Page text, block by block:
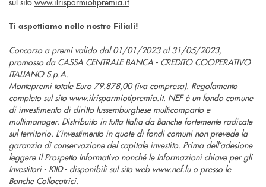
Ti aspettiamo nelle nostre Filiali!
Concorso a premi valido dal 01/01/2023 al 31/05/2023,
promosso da CASSA CENTRALE BANCA - CREDITO COOPERATIVO
ITALIANO S.p.A.
Montepremi totale Euro 79.878,00 (iva compresa). Regolamento
completo sul sito www.ilrisparmiotipremia.it. NEF è un fondo comune
di investimento di diritto lussemburghese multicomparto e
multimanager. Distribuito in tutta Italia da Banche fortemente radicate
sul territorio. L’investimento in quote di fondi comuni non prevede la
garanzia di conservazione del capitale investito. Prima dell’adesione
leggere il Prospetto Informativo nonché le Informazioni chiave per gli
Investitori - KIID - disponibili sul sito web www.nef.luo presso le
Banche Collocatrici.